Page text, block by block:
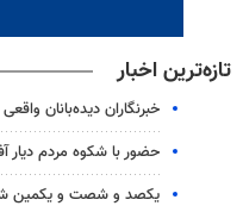
تازه‌ترین اخبار
خبرنگاران دیده‌بانان
حضور با شکوه مردم
یکصد و شصت و یکمین